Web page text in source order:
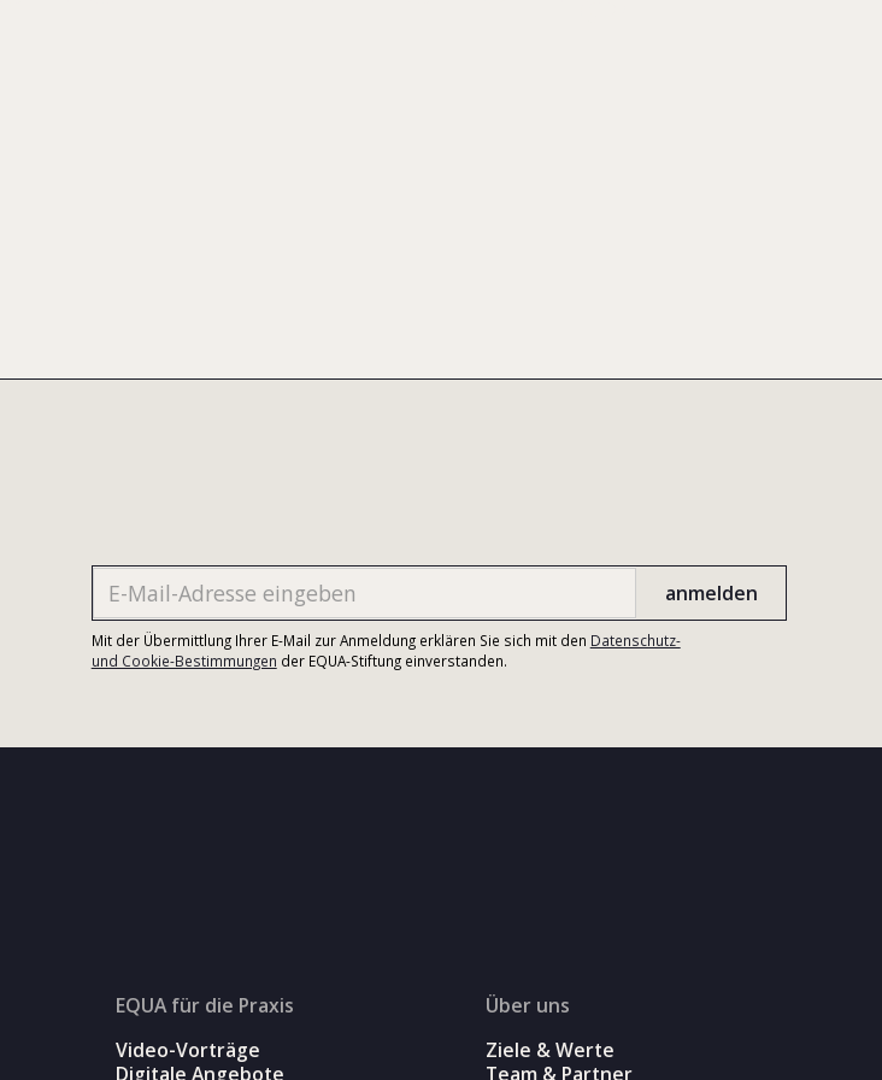
Mit der Übermittlung Ihrer E-Mail zur Anmeldung erklären Sie sich mit den Datenschutz-
und Cookie-Bestimmungen der EQUA-Stiftung einverstanden.
EQUA für die Praxis
Video-Vorträge
Digitale Angebote
Über uns
Ziele & Werte
Team & Partner